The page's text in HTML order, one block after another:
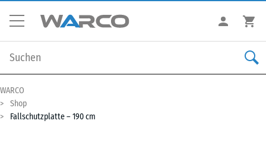
WARCO
Shop
Fallschutzplatte – 190 cm